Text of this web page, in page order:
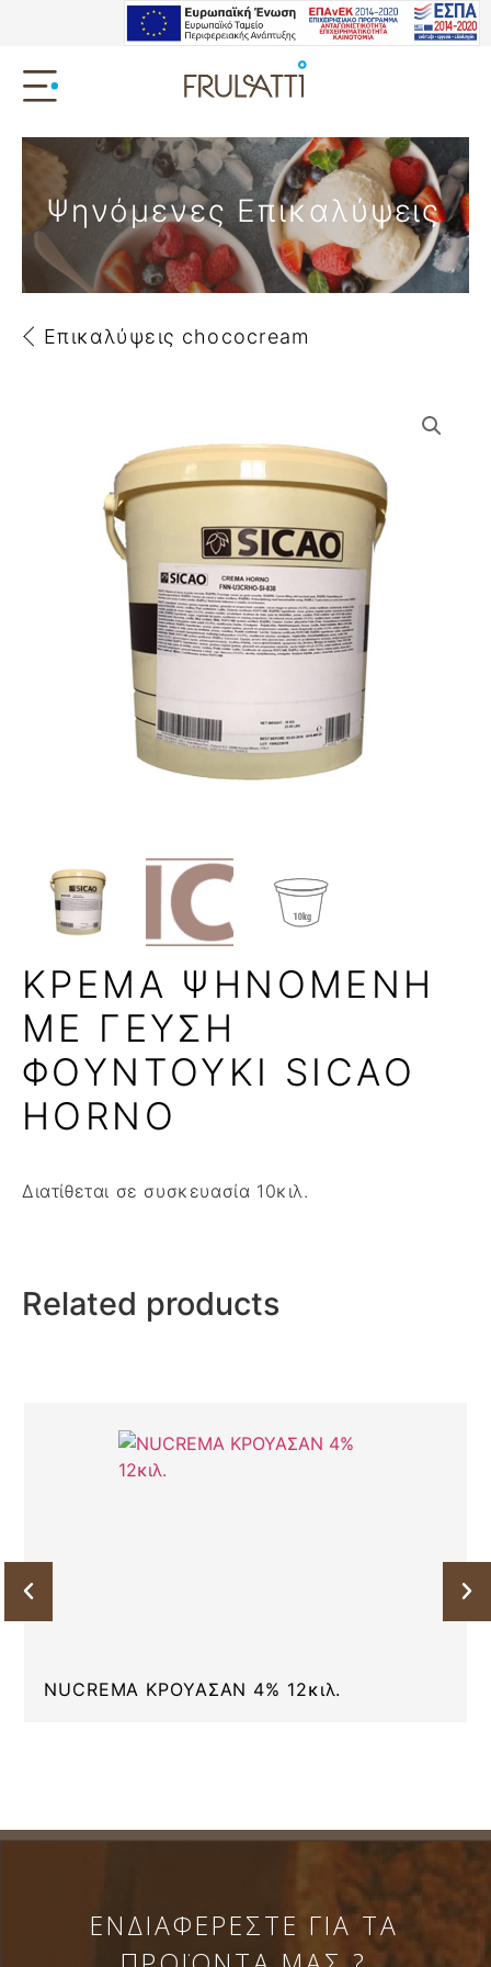
Ψηνόμενες Επικαλύψεις
Επικαλύψεις chococream
ΚΡΕΜΑ ΨΗΝΟΜΕΝΗ
ΜΕ ΓΕΥΣΗ
ΦΟΥΝΤΟΥΚΙ SICAO
HORNO
Διατίθεται σε συσκευασία 10κιλ.
Related products
NUCREMA ΚΡΟΥΑΣΑΝ 4% 12κιλ.
ΕΝΔΙΑΦΕΡΕΣΤΕ ΓΙΑ ΤΑ